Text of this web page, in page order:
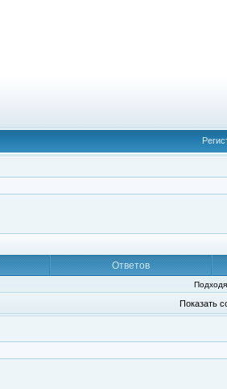
Ответов
Показать